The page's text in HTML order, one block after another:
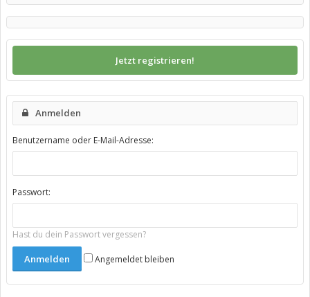
Jetzt registrieren!
Anmelden
Benutzername oder E-Mail-Adresse:
Passwort:
Hast du dein Passwort vergessen?
Angemeldet bleiben